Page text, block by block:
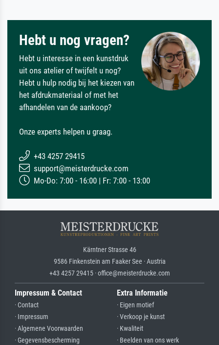
Hebt u nog vragen?
Hebt u interesse in een kunstdruk
uit ons atelier of twijfelt u nog?
Hebt u hulp nodig bij het kiezen van
het afdrukmateriaal of met het
afhandelen van de aankoop?
Onze experts helpen u graag.
+43 4257 29415
support@meisterdrucke.com
Mo-Do: 7:00 - 16:00 | Fr: 7:00 - 13:00
Kärntner Strasse 46
9586 Finkenstein am Faaker See · Austria
+43 4257 29415 · office@meisterdrucke.com
Impressum & Contact
· Contact
· Impressum
· Algemene Voorwaarden
· Gegevensbescherming
Extra Informatie
· Eigen motief
· Verkoop je kunst
· Kwaliteit
· Beelden van ons werk